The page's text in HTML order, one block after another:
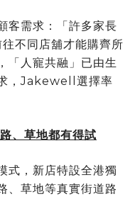
客需求：「許多家長
不同店舖才能購齊所
「人寵共融」已由生
，Jakewell選擇率
、草地都有得試
式，新店特設全港獨
、草地等真實街道路